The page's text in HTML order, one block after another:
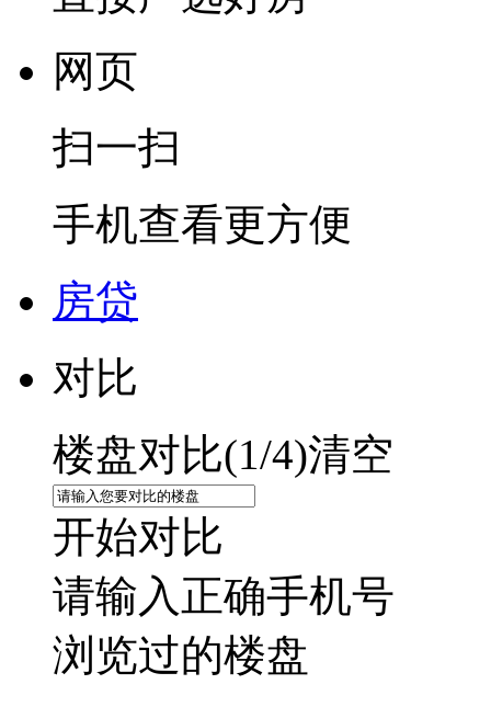
网页
扫一扫
手机查看更方便
房贷
对比
楼盘对比(1/4)清空
开始对比
请输入正确手机号
浏览过的楼盘